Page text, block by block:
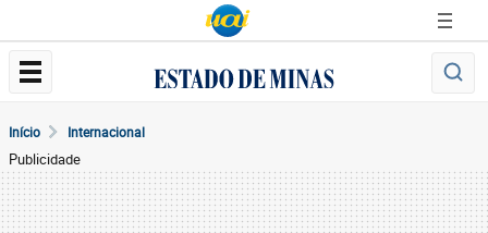
Início Internacional
Publicidade